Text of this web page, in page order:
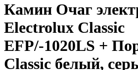
Камин Очаг
Electrolux Classic
EFP/-1020LS +
Classic белый,